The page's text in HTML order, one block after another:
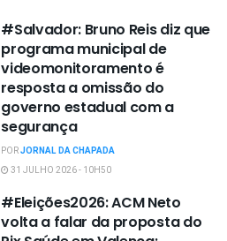
#Salvador: Bruno Reis diz que
programa municipal de
videomonitoramento é
resposta a omissão do
governo estadual com a
segurança
PORJORNAL DA CHAPADA
31 JULHO 2026 - 10H50
#Eleições2026: ACM Neto
volta a falar da proposta do